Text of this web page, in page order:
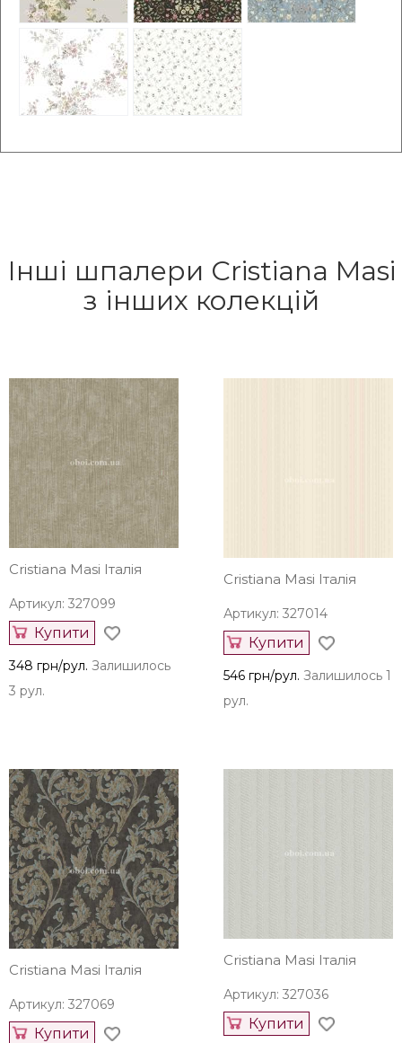
Інші шпалери Cristiana Masi
з інших колекцій
Cristiana Masi Італія
Артикул: 327099
Купити
348 грн/рул. Залишилось
3 рул.
Cristiana Masi Італія
Артикул: 327014
Купити
546 грн/рул. Залишилось 1
рул.
Cristiana Masi Італія
Артикул: 327069
Купити
Cristiana Masi Італія
Артикул: 327036
Купити